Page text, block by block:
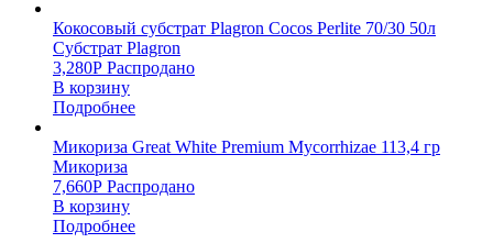
Кокосовый субстрат Plagron Cocos Perlite 70/30 50л
Субстрат Plagron
3,280Р Распродано
В корзину
Подробнее
Микориза Great White Premium Mycorrhizae 113,4 гр
Микориза
7,660Р Распродано
В корзину
Подробнее